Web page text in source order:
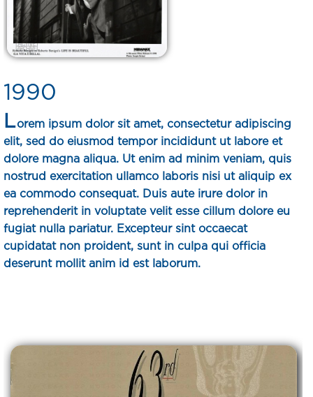
1990
Lorem ipsum dolor sit amet, consectetur adipiscing
elit, sed do eiusmod tempor incididunt ut labore et
dolore magna aliqua. Ut enim ad minim veniam, quis
nostrud exercitation ullamco laboris nisi ut aliquip ex
ea commodo consequat. Duis aute irure dolor in
reprehenderit in voluptate velit esse cillum dolore eu
fugiat nulla pariatur. Excepteur sint occaecat
cupidatat non proident, sunt in culpa qui officia
deserunt mollit anim id est laborum.